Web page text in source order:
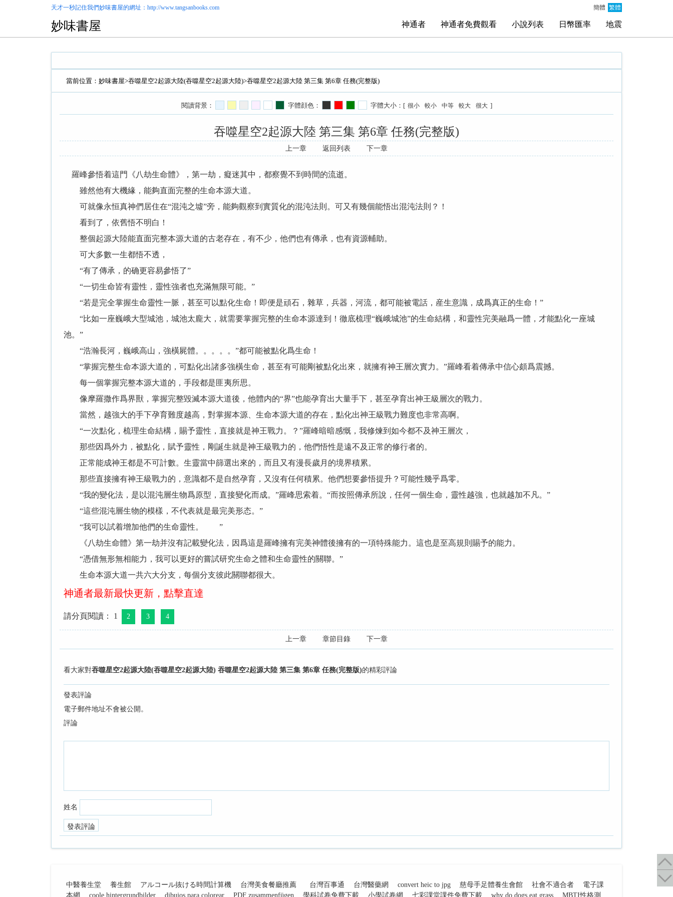
天才一秒記住我們妙味書屋的網址：http://www.tangsanbooks.com 簡體 繁體
妙味書屋 神通者 神通者免費觀看 小說列表 日幣匯率 地震
當前位置： 妙味書屋>吞噬星空2起源大陸(吞噬星空2起源大陸)>吞噬星空2起源大陸 第三集 第6章 任務(完整版)
閱讀背景： 字體顔色： 字體大小：[ 很小 較小 中等 較大 很大 ]
吞噬星空2起源大陸 第三集 第6章 任務(完整版)
上一章 返回列表 下一章
羅峰參悟着這門《八劫生命體》，第一劫，癡迷其中，都察覺不到時間的流逝。
雖然他有大機緣，能夠直面完整的生命本源大道。
可就像永恒真神們居住在“混沌之墟”旁，能夠觀察到實質化的混沌法則。可又有幾個能悟出混沌法則？！
看到了，依舊悟不明白！
整個起源大陸能直面完整本源大道的古老存在，有不少，他們也有傳承，也有資源輔助。
可大多數一生都悟不透，
“有了傳承，的确更容易參悟了”
“一切生命皆有靈性，靈性強者也充滿無限可能。”
“若是完全掌握生命靈性一脈，甚至可以點化生命！即便是頑石，雜草，兵器，河流，都可能被電話，産生意識，成爲真正的生命！”
“比如一座巍峨大型城池，城池太龐大，就需要掌握完整的生命本源達到！徹底梳理“巍峨城池”的生命結構，和靈性完美融爲一體，才能點化一座城
池。”
“浩瀚長河，巍峨高山，強橫屍體。。。。。”都可能被點化爲生命！
“掌握完整生命本源大道的，可點化出諸多強橫生命，甚至有可能剛被點化出來，就擁有神王層次實力。”羅峰看着傳承中信心頗爲震撼。
每一個掌握完整本源大道的，手段都是匪夷所思。
像摩羅撒作爲界獸，掌握完整毀滅本源大道後，他體内的“界”也能孕育出大量手下，甚至孕育出神王級層次的戰力。
當然，越強大的手下孕育難度越高，對掌握本源、生命本源大道的存在，點化出神王級戰力難度也非常高啊。
“一次點化，梳理生命結構，賜予靈性，直接就是神王戰力。？”羅峰暗暗感慨，我修煉到如今都不及神王層次，
那些因爲外力，被點化，賦予靈性，剛誕生就是神王級戰力的，他們悟性是遠不及正常的修行者的。
正常能成神王都是不可計數。生靈當中篩選出來的，而且又有漫長歲月的境界積累。
那些直接擁有神王級戰力的，意識都不是自然孕育，又沒有任何積累。他們想要參悟提升？可能性幾乎爲零。
“我的變化法，是以混沌層生物爲原型，直接變化而成。”羅峰思索着。“而按照傳承所說，任何一個生命，靈性越強，也就越加不凡。”
“這些混沌層生物的模樣，不代表就是最完美形态。”
“我可以試着增加他們的生命靈性。 ”
《八劫生命體》第一劫并沒有記載變化法，因爲這是羅峰擁有完美神體後擁有的一項特殊能力。這也是至高規則賜予的能力。
“憑借無形無相能力，我可以更好的嘗試研究生命之體和生命靈性的關聯。”
生命本源大道一共六大分支，每個分支彼此關聯都很大。
神通者最新最快更新，點擊直達
請分頁閱讀： 1 2 3 4
上一章 章節目錄 下一章
看大家對吞噬星空2起源大陸(吞噬星空2起源大陸) 吞噬星空2起源大陸 第三集 第6章 任務(完整版)的精彩評論
發表評論
電子郵件地址不會被公開。
評論
姓名
中醫養生堂 養生館 アルコール抜ける時間計算機 台灣美食餐廳推薦 台灣百事通 台灣醫藥網 convert heic to jpg 慈母手足體養生會館 社會不適合者
電子課
本網
coole hintergrundbilder dibujos para colorear PDF zusammenfügen 學科試卷免費下載 小學試卷網 七彩課堂課件免費下載 why do dogs eat grass MBTI性格測